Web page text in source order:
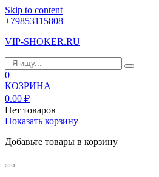
Skip to content
+79853115808
VIP-SHOKER.RU
0
КОЗРИНА
0.00 ₽
Нет товаров
Показать корзину
Добавьте товары в корзину